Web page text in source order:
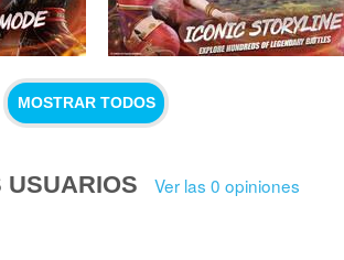
MOSTRAR TODOS
USUARIOS Ver las 0 opiniones